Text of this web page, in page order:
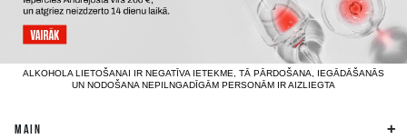
ALKOHOLA LIETOŠANAI IR NEGATĪVA IETEKME, TĀ PĀRDOŠANA, IEGĀDĀŠANĀS
UN NODOŠANA NEPILNGADĪGĀM PERSONĀM IR AIZLIEGTA
MAIN